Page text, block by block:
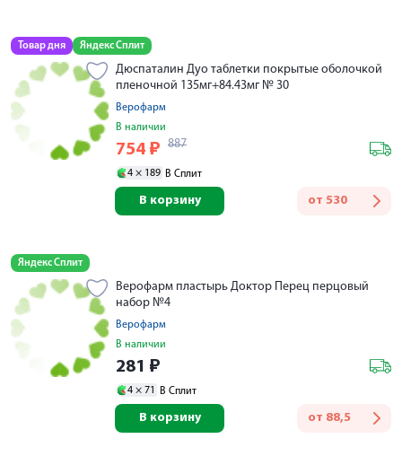
Товар дня Яндекс Сплит
Дюспаталин Дуо таблетки покрытые оболочкой
пленочной 135мг+84.43мг № 30
Верофарм
В наличии
754 ₽ 887
4 × 189 В Сплит
от 530
В корзину
Яндекс Сплит
Верофарм пластырь Доктор Перец перцовый
набор №4
Верофарм
В наличии
281 ₽
4 × 71 В Сплит
от 88,5
В корзину